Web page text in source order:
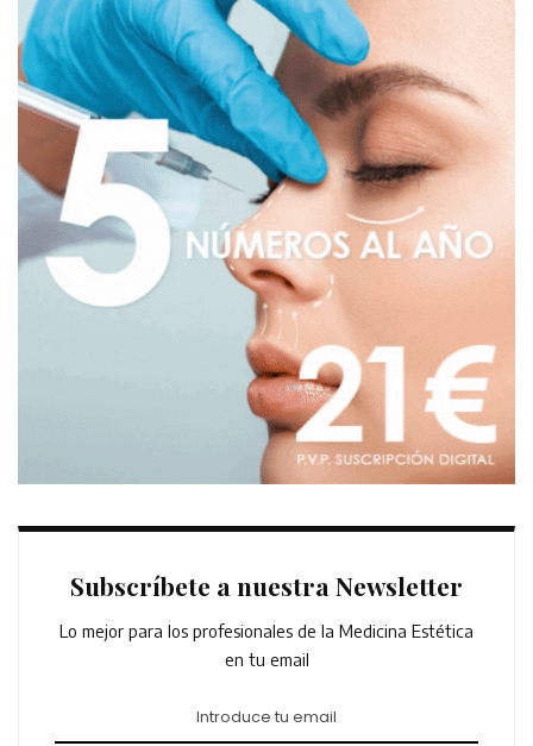
Subscríbete a nuestra Newsletter
Lo mejor para los profesionales de la Medicina Estética
en tu email